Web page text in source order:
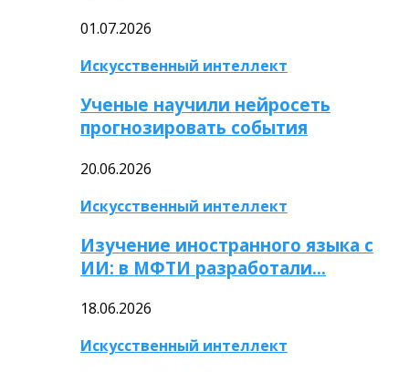
01.07.2026
Искусственный интеллект
Ученые научили нейросеть
прогнозировать события
20.06.2026
Искусственный интеллект
Изучение иностранного языка с
ИИ: в МФТИ разработали…
18.06.2026
Искусственный интеллект